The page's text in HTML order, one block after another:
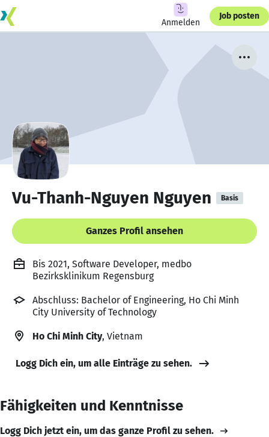
Anmelden
Job posten
Vu-Thanh-Nguyen Nguyen Basis
Ganzes Profil ansehen
Bis 2021, Software Developer, medbo
Bezirksklinikum Regensburg
Abschluss: Bachelor of Engineering, Ho Chi Minh
City University of Technology
Ho Chi Minh City, Vietnam
Logg Dich ein, um alle Einträge zu sehen.
Fähigkeiten und Kenntnisse
Logg Dich jetzt ein, um das ganze Profil zu sehen.